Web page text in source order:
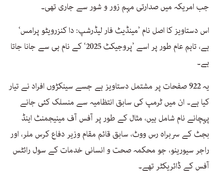
جب امریکہ میں صدارتی مہم زور و شور سے جاری تھی۔
اس دستاویز کا اصل نام ’مینڈیٹ فار لیڈرشپ: دا کنزرویٹو پرامس‘
ہے، تاہم عام طور پر اسے ’پروجیکٹ 2025‘ کے نام ہی سے جانا جاتا
ہے۔
یہ 922 صفحات پر مشتمل دستاویز ہے جسے سینکڑوں افراد نے تیار
کیا ہے۔ ان میں ٹرمپ کی سابق انتظامیہ سے منسلک کئی جانے
پہچانے نام شامل ہیں، مثال کے طور پر آفس آف مینیجمنٹ اینڈ
بجٹ کے سربراہ رس ووٹ، سابق قائم مقام وزیر دفاع کرس ملر، اور
راجر سیورینو، جو محکمہ صحت و انسانی خدمات کے سول رائٹس
آفس کے ڈائریکٹر تھے۔